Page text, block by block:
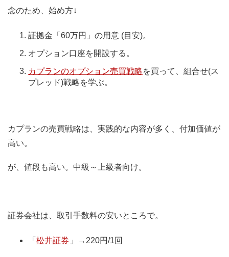
念のため、始め方↓
証拠金「60万円」の用意 (目安)。
オプション口座を開設する。
カプランのオプション売買戦略を買って、組合せ(ス
プレッド)戦略を学ぶ。
カプランの売買戦略は、実践的な内容が多く、付加価値が
高い。
が、値段も高い。中級～上級者向け。
証券会社は、取引手数料の安いところで。
「 松井証券 」→220円/1回